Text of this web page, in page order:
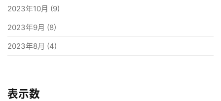
2023年10月 (9)
2023年9月 (8)
2023年8月 (4)
表示数